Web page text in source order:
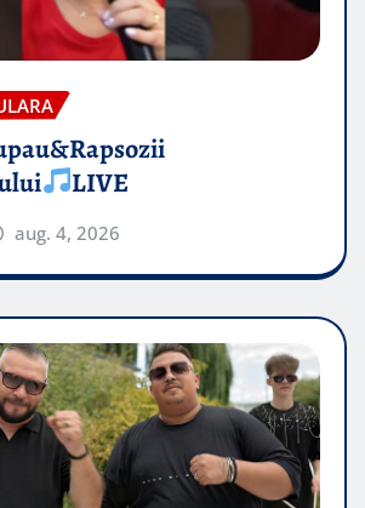
LIVE
aug. 4, 2026